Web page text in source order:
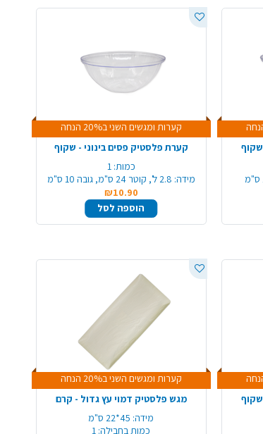
קערות ומגשים השני ב20% הנחה
קערת פלסטיק פסים בינוני - שקוף
כמות: 1
מידה: 2.8 ל', קוטר 24 ס"מ, גובה 10 ס"מ
₪10.90
הוספה לסל
קערות ומגשים השני ב20% הנחה
מגש פלסטיק דמוי עץ גדול - קרם
מידה: 45*22 ס"מ
כמות בחבילה: 1